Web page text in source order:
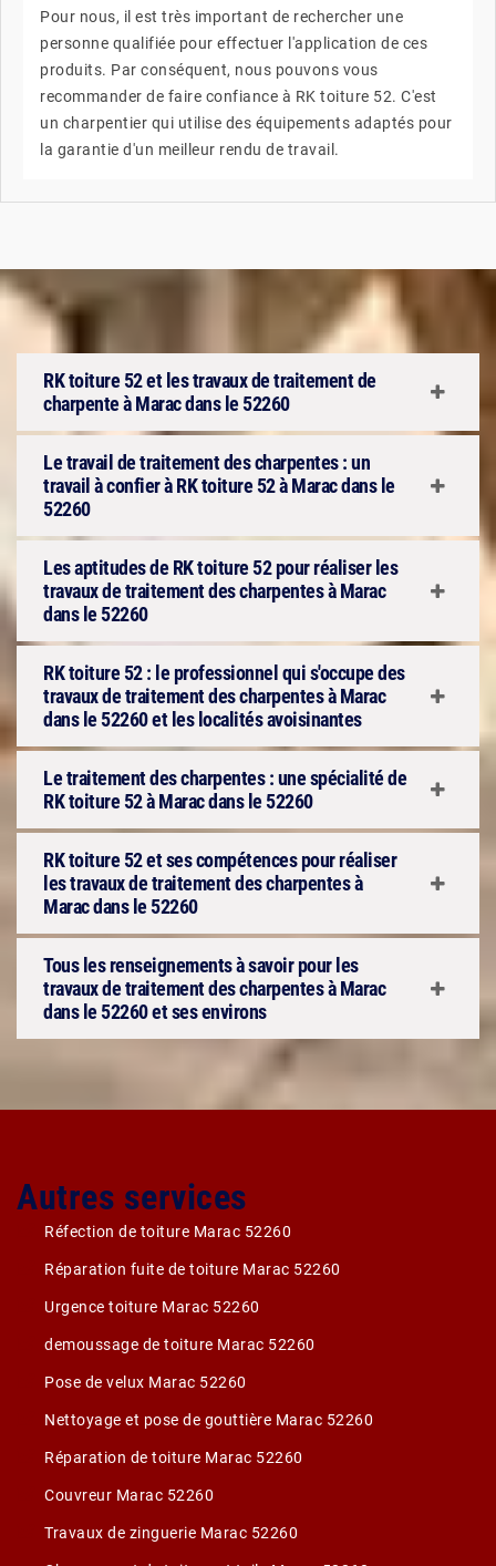
Pour nous, il est très important de rechercher une
personne qualifiée pour effectuer l'application de ces
produits. Par conséquent, nous pouvons vous
recommander de faire confiance à RK toiture 52. C'est
un charpentier qui utilise des équipements adaptés pour
la garantie d'un meilleur rendu de travail.
RK toiture 52 et les travaux de traitement de
charpente à Marac dans le 52260
Le travail de traitement des charpentes : un
travail à confier à RK toiture 52 à Marac dans le
52260
Les aptitudes de RK toiture 52 pour réaliser les
travaux de traitement des charpentes à Marac
dans le 52260
RK toiture 52 : le professionnel qui s'occupe des
travaux de traitement des charpentes à Marac
dans le 52260 et les localités avoisinantes
Le traitement des charpentes : une spécialité de
RK toiture 52 à Marac dans le 52260
RK toiture 52 et ses compétences pour réaliser
les travaux de traitement des charpentes à
Marac dans le 52260
Tous les renseignements à savoir pour les
travaux de traitement des charpentes à Marac
dans le 52260 et ses environs
Autres services
Réfection de toiture Marac 52260
Réparation fuite de toiture Marac 52260
Urgence toiture Marac 52260
demoussage de toiture Marac 52260
Pose de velux Marac 52260
Nettoyage et pose de gouttière Marac 52260
Réparation de toiture Marac 52260
Couvreur Marac 52260
Travaux de zinguerie Marac 52260